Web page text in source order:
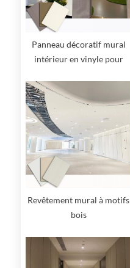
Panneau décoratif mural
intérieur en vinyle pour
Revêtement mural à motifs
bois